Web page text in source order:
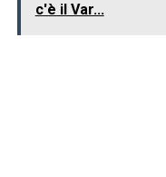
c'è il Var...